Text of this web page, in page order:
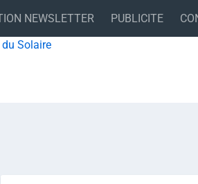
NEWSLETTER PUBLICITE